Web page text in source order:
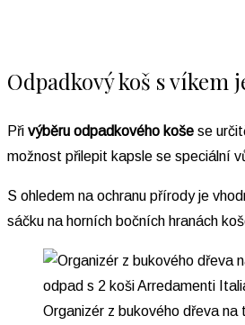
Odpadkový koš s víkem
Při výběru odpadkového koše se
možnost přilepit kapsle se speciální
S ohledem na ochranu přírody je
sáčku na horních bočních hranách
Organizér z bukového dřeva na